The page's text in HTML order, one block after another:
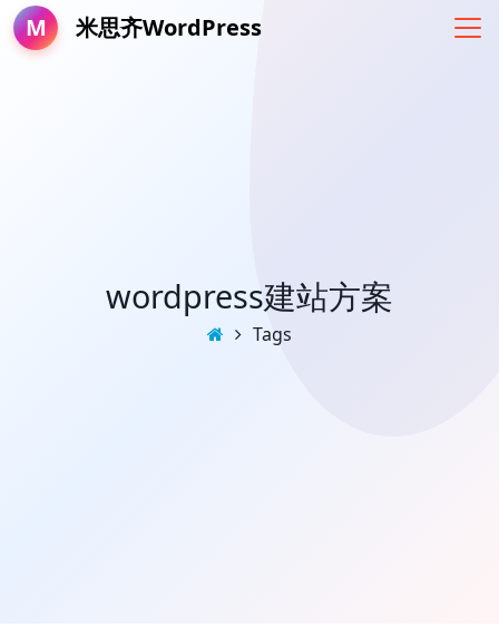
M 米思齐WordPress
wordpress建站方案
Tags